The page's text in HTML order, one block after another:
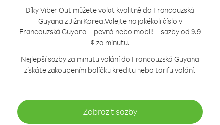
Díky Viber Out můžete volat kvalitně do Francouzská
Guyana z Jižní Korea.Volejte na jakékoli číslo v
Francouzská Guyana – pevná nebo mobil! – sazby od 9.9
¢ za minutu.
Nejlepší sazby za minutu volání do Francouzská Guyana
získáte zakoupením balíčku kreditu nebo tarifu volání.
Zobrazit sazby